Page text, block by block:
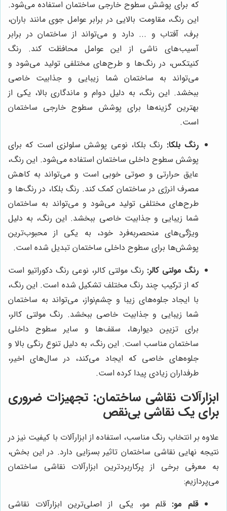
که برای پوشش سطوح خارجی ساختمان استفاده می‌شود.
این رنگ، مقاومت بالایی در برابر عوامل جوی مانند باران،
برف، آفتاب و ... دارد و می‌تواند از ساختمان در برابر
آسیب‌های ناشی از این عوامل محافظت کند. رنگ
کنیتکس، در رنگ‌ها و طرح‌های مختلفی تولید می‌شود و
می‌تواند به ساختمان شما زیبایی و جذابیت خاصی
ببخشد. این رنگ، به دلیل دوام و ماندگاری بالا، یکی از
بهترین گزینه‌ها برای پوشش سطوح خارجی ساختمان
است.
رنگ بلکا: رنگ بلکا، نوعی پوشش سلولزی است که برای
پوشش سطوح داخلی ساختمان استفاده می‌شود. این رنگ،
عایق حرارتی و صوتی خوبی است و می‌تواند به کاهش
مصرف انرژی در ساختمان کمک کند. رنگ بلکا، در رنگ‌ها و
طرح‌های مختلفی تولید می‌شود و می‌تواند به ساختمان
شما زیبایی و جذابیت خاصی ببخشد. این رنگ، به دلیل
ویژگی‌های منحصربه‌فرد خود، به یکی از محبوب‌ترین
پوشش‌ها برای سطوح داخلی ساختمان تبدیل شده است.
رنگ مولتی کالر: رنگ مولتی کالر، نوعی رنگ دکوراتیو است
که از ترکیب چند رنگ مختلف تشکیل شده است. این رنگ،
با ایجاد جلوه‌های زیبا و چشم‌نواز، می‌تواند به ساختمان
شما زیبایی و جذابیت خاصی ببخشد. رنگ مولتی کالر،
برای تزیین دیوارها، سقف‌ها و سایر سطوح داخلی
ساختمان مناسب است. این رنگ، به دلیل تنوع رنگی بالا و
جلوه‌های خاصی که ایجاد می‌کند، در سال‌های اخیر،
طرفداران زیادی پیدا کرده است.
ابزارآلات نقاشی ساختمان: تجهیزات ضروری
برای یک نقاشی بی‌نقص
علاوه بر انتخاب رنگ مناسب، استفاده از ابزارآلات با کیفیت نیز در
نتیجه نهایی نقاشی ساختمان تاثیر بسزایی دارد. در این بخش،
به معرفی برخی از پرکاربردترین ابزارآلات نقاشی ساختمان
می‌پردازیم:
قلم مو: قلم مو، یکی از اصلی‌ترین ابزارآلات نقاشی